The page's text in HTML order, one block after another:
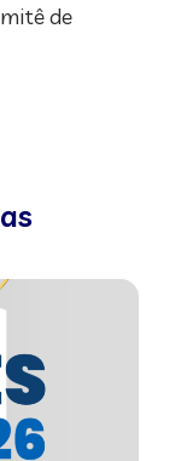
de